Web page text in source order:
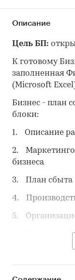
Описание
Цель БП:
К готовому
заполненная
(Microsoft
Бизнес - план
блоки:
1. Описание
2.
бизнеса
3. План сбыта
4.
5.
6.
7.